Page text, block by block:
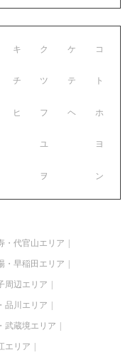
キ ク ケ コ
チ ツ テ ト
ヒ フ ヘ ホ
ユ ヨ
ヲ ン
・代官山エリア
・早稲田エリア
周辺エリア
品川エリア
武蔵境エリア
エリア